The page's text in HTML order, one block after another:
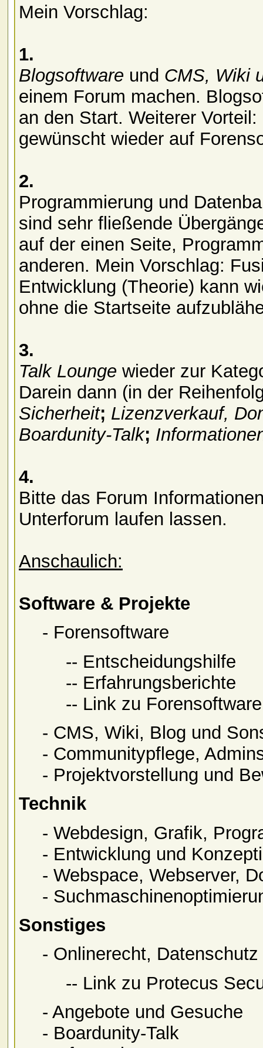
Mein Vorschlag:
1.
Blogsoftware und CMS, Wiki
einem Forum machen.
an den Start. Weiterer
gewünscht wieder auf
2.
Programmierung und
sind sehr fließende
auf der einen Seite,
anderen. Mein Vorschlag:
Entwicklung (Theorie) kann
ohne die Startseite
3.
Talk Lounge wieder zur
Darein dann (in der
Sicherheit; Lizenzverkauf,
Boardunity-Talk;
4.
Bitte das Forum
Unterforum laufen lassen.
Anschaulich:
Software & Projekte
- Forensoftware
-- Entscheidungshilfe
-- Erfahrungsberichte
-- Link zu
- CMS, Wiki, Blog und
- Communitypflege,
- Projektvorstellung und
Technik
- Webdesign, Grafik,
- Entwicklung und
- Webspace, Webserver,
-
Sonstiges
- Onlinerecht,
-- Link zu Protecus
- Angebote und Gesuche
- Boardunity-Talk